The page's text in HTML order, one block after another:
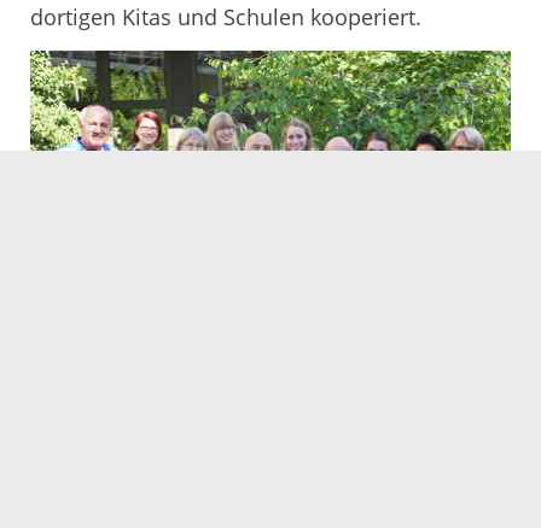
dortigen Kitas und Schulen kooperiert.